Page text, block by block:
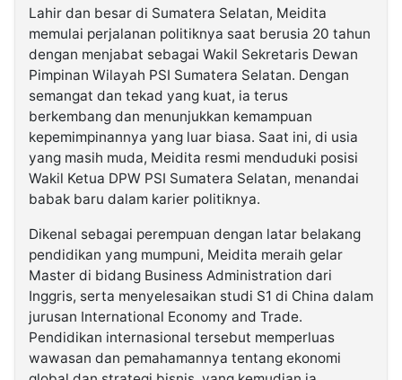
Lahir dan besar di Sumatera Selatan, Meidita
memulai perjalanan politiknya saat berusia 20 tahun
dengan menjabat sebagai Wakil Sekretaris Dewan
Pimpinan Wilayah PSI Sumatera Selatan. Dengan
semangat dan tekad yang kuat, ia terus
berkembang dan menunjukkan kemampuan
kepemimpinannya yang luar biasa. Saat ini, di usia
yang masih muda, Meidita resmi menduduki posisi
Wakil Ketua DPW PSI Sumatera Selatan, menandai
babak baru dalam karier politiknya.
Dikenal sebagai perempuan dengan latar belakang
pendidikan yang mumpuni, Meidita meraih gelar
Master di bidang Business Administration dari
Inggris, serta menyelesaikan studi S1 di China dalam
jurusan International Economy and Trade.
Pendidikan internasional tersebut memperluas
wawasan dan pemahamannya tentang ekonomi